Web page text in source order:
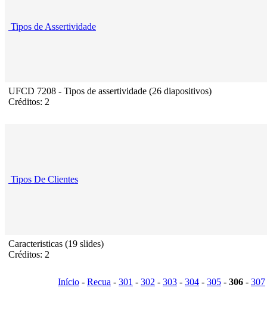
Tipos de Assertividade
UFCD 7208 - Tipos de assertividade (26 diapositivos)
Créditos: 2
Tipos De Clientes
Caracteristicas (19 slides)
Créditos: 2
Início - Recua - 301 - 302 - 303 - 304 - 305 - 306 - 307